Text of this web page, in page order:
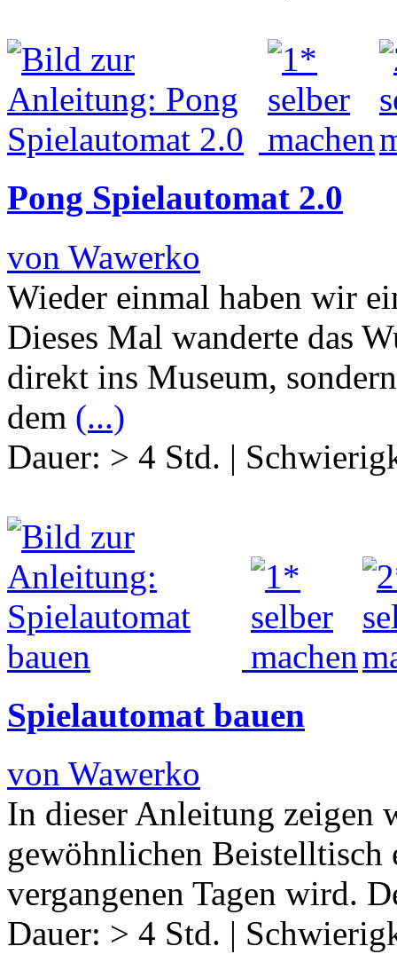
Pong Spielautomat 2.0
von Wawerko
Wieder einmal haben wir
Dieses Mal wanderte das
direkt ins Museum,
dem (...)
Dauer: > 4 Std. |
Spielautomat bauen
von Wawerko
In dieser Anleitung zeigen
gewöhnlichen Beistelltisch
vergangenen Tagen wird.
Dauer: > 4 Std. |